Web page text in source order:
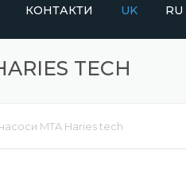
КОНТАКТИ UK RU
TECH
MTA Haries tech